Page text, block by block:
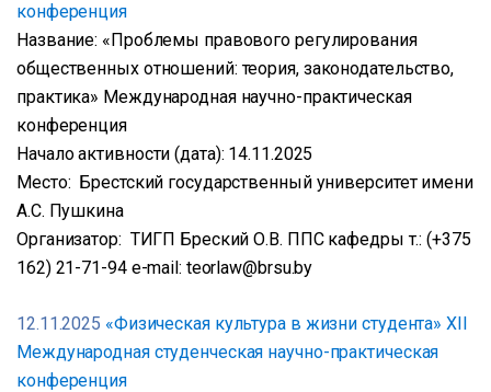
конференция
Название: «Проблемы правового регулирования
общественных отношений: теория, законодательство,
практика» Международная научно-практическая
конференция
Начало активности (дата): 14.11.2025
Место: Брестский государственный университет имени
А.С. Пушкина
Организатор: ТИГП Бреский О.В. ППС кафедры т.: (+375
162) 21-71-94 e-mail: teorlaw@brsu.by
12.11.2025 «Физическая культура в жизни студента» XII
Международная студенческая научно-практическая
конференция